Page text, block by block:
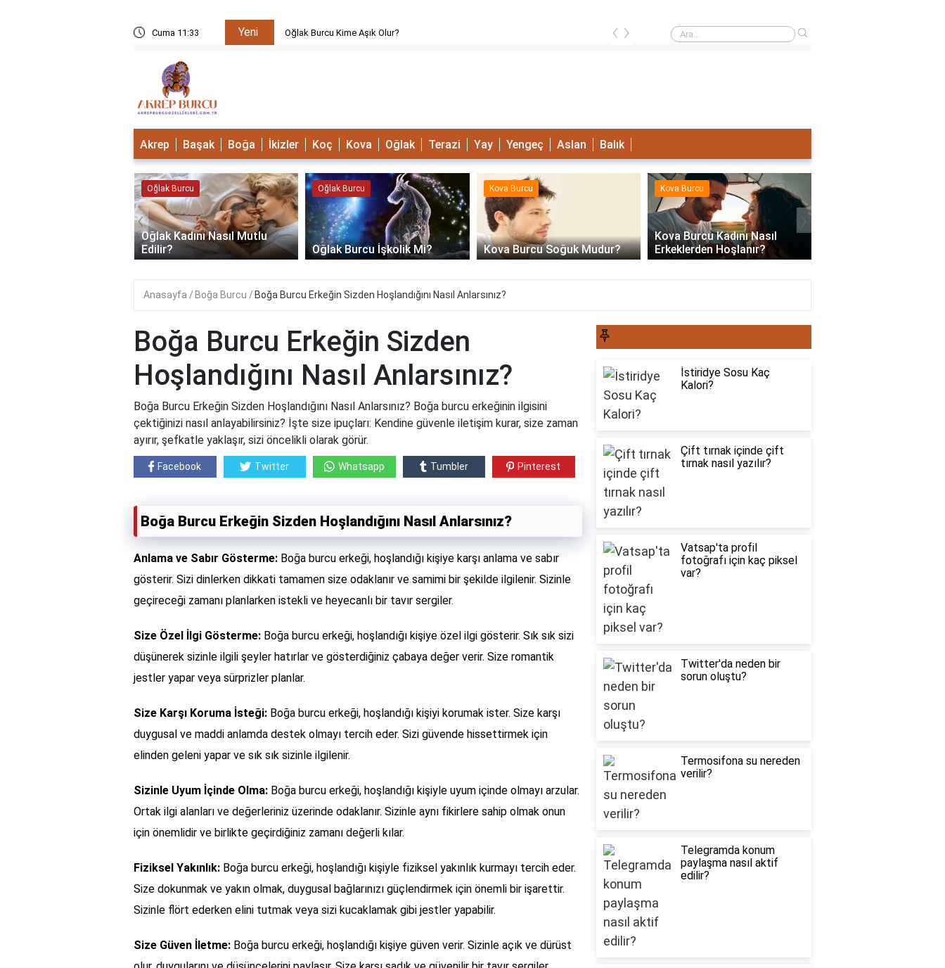
Cuma 11:33 Yeni Oğlak Burcu Kime Aşık Olur? Terazi Erkeği Nasıl Sevişir?
‹ ›
Akrep Başak Boğa İkizler Koç Kova Oğlak Terazi Yay Yengeç Aslan Balık
Oğlak Burcu
Oğlak Kadını Nasıl Mutlu
Edilir?
Oğlak Burcu
Oğlak Burcu İşkolik Mi?
Kova Burcu
Kova Burcu Soğuk Mudur?
Kova Burcu
Kova Burcu Kadını Nasıl
Erkeklerden Hoşlanır?
‹ ›
Anasayfa Boğa Burcu Boğa Burcu Erkeğin Sizden Hoşlandığını Nasıl Anlarsınız?
Boğa Burcu Erkeğin Sizden
Hoşlandığını Nasıl Anlarsınız?
Boğa Burcu Erkeğin Sizden Hoşlandığını Nasıl Anlarsınız? Boğa burcu erkeğinin ilgisini
çektiğinizi nasıl anlayabilirsiniz? İşte size ipuçları: Kendine güvenle iletişim kurar, size zaman
ayırır, şefkatle yaklaşır, sizi öncelikli olarak görür.
Facebook Twitter Whatsapp Tumbler Pinterest
Boğa Burcu Erkeğin Sizden Hoşlandığını Nasıl Anlarsınız?
Anlama ve Sabır Gösterme: Boğa burcu erkeği, hoşlandığı kişiye karşı anlama ve sabır
gösterir. Sizi dinlerken dikkati tamamen size odaklanır ve samimi bir şekilde ilgilenir. Sizinle
geçireceği zamanı planlarken istekli ve heyecanlı bir tavır sergiler.
Size Özel İlgi Gösterme: Boğa burcu erkeği, hoşlandığı kişiye özel ilgi gösterir. Sık sık sizi
düşünerek sizinle ilgili şeyler hatırlar ve gösterdiğiniz çabaya değer verir. Size romantik
jestler yapar veya sürprizler planlar.
Size Karşı Koruma İsteği: Boğa burcu erkeği, hoşlandığı kişiyi korumak ister. Size karşı
duygusal ve maddi anlamda destek olmayı tercih eder. Sizi güvende hissettirmek için
elinden geleni yapar ve sık sık sizinle ilgilenir.
Sizinle Uyum İçinde Olma: Boğa burcu erkeği, hoşlandığı kişiyle uyum içinde olmayı arzular.
Ortak ilgi alanları ve değerleriniz üzerinde odaklanır. Sizinle aynı fikirlere sahip olmak onun
için önemlidir ve birlikte geçirdiğiniz zamanı değerli kılar.
Fiziksel Yakınlık: Boğa burcu erkeği, hoşlandığı kişiyle fiziksel yakınlık kurmayı tercih eder.
Size dokunmak ve yakın olmak, duygusal bağlarınızı güçlendirmek için önemli bir işarettir.
Sizinle flört ederken elini tutmak veya sizi kucaklamak gibi jestler yapabilir.
Size Güven İletme: Boğa burcu erkeği, hoşlandığı kişiye güven verir. Sizinle açık ve dürüst
İstiridye Sosu Kaç
Kalori?
Çift tırnak içinde çift
tırnak nasıl yazılır?
Vatsap'ta profil
fotoğrafı için kaç piksel
var?
Twitter'da neden bir
sorun oluştu?
Termosifona su nereden
verilir?
Telegramda konum
paylaşma nasıl aktif
edilir?